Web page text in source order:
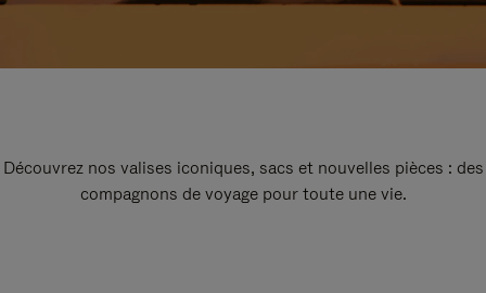
Découvrez nos valises iconiques, sacs et nouvelles pièces : des
compagnons de voyage pour toute une vie.